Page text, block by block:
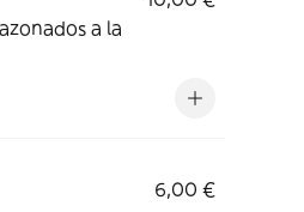
a la
6,00 €